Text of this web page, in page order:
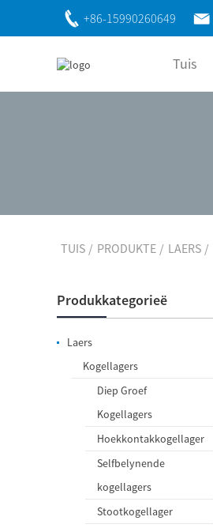
+86-15990260649
Tuis
TUIS PRODUKTE LAERS
Produkkategorieë
Laers
Kogellagers
Diep Groef
Kogellagers
Hoekkontakkogellager
Selfbelynende
kogellagers
Stootkogellager